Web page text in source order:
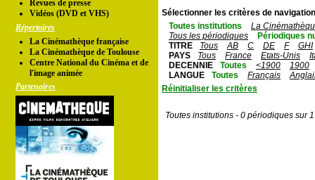
Revues de presse
Vidéos (DVD et VHS)
Répertoires
La Cinémathèque française
La Cinémathèque de Toulouse
Centre National du Cinéma et de
l'image animée
Partenaires
Sélectionner les critères de
Toutes institutions
La
Tous les périodiques
Périodiques
TITRE
Tous AB C DE F
GHI
PAYS
Tous France Etats-Unis
DECENNIE
Toutes <1900
1900
LANGUE
Toutes Français
Réinitialiser les critères
Toutes institutions - 0 périodiques sur